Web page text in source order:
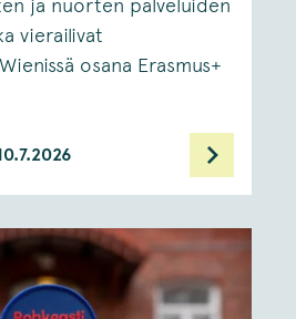
ja nuorten palveluiden
vierailivat
osana Erasmus+